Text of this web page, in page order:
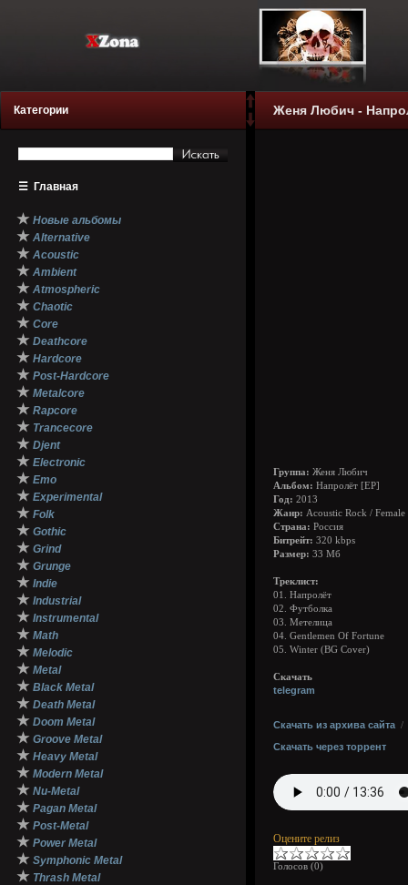
Категории
☰ Главная
★ Новые альбомы
★ Alternative
★ Acoustic
★ Ambient
★ Atmospheric
★ Chaotic
★ Core
★ Deathcore
★ Hardcore
★ Post-Hardcore
★ Metalcore
★ Rapcore
★ Trancecore
★ Djent
★ Electronic
★ Emo
★ Experimental
★ Folk
★ Gothic
★ Grind
★ Grunge
★ Indie
★ Industrial
★ Instrumental
★ Math
★ Melodic
★ Metal
★ Black Metal
★ Death Metal
★ Doom Metal
★ Groove Metal
★ Heavy Metal
★ Modern Metal
★ Nu-Metal
★ Pagan Metal
★ Post-Metal
★ Power Metal
★ Symphonic Metal
★ Thrash Metal
Женя Любич -
Группа: Женя Любич
Альбом: Напролёт [EP]
Год: 2013
Жанр: Acoustiс Rock / Female
Страна: Россия
Битрейт: 320 kbps
Размер: 33 Мб
Треклист:
01. Напролёт
02. Футболка
03. Метелица
04. Gentlemen Of Fortune
05. Winter (BG Cover)
Скачать
telegram
Скачать из архива сайта /
Скачать через торрент
Оцените релиз
Голосов (0)